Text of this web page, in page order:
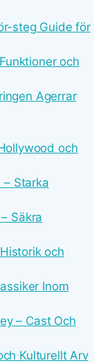
steg Guide för
och
Agerrar
och
– Starka
Säkra
och
Inom
– Cast Och
Kulturellt Arv